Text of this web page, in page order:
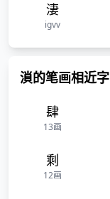
淒
igvv
溑的笔画相近字
肆
13画
剩
12画